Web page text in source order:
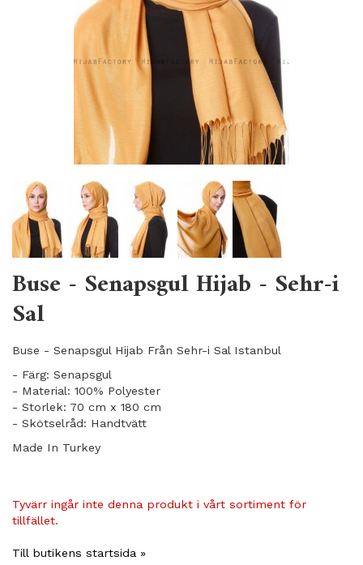
Buse - Senapsgul Hijab - Sehr-i
Sal
Buse - Senapsgul Hijab Från Sehr-i Sal Istanbul
- Färg: Senapsgul
- Material: 100% Polyester
- Storlek: 70 cm x 180 cm
- Skötselråd: Handtvätt
Made In Turkey
Tyvärr ingår inte denna produkt i vårt sortiment för
tillfället.
Till butikens startsida »